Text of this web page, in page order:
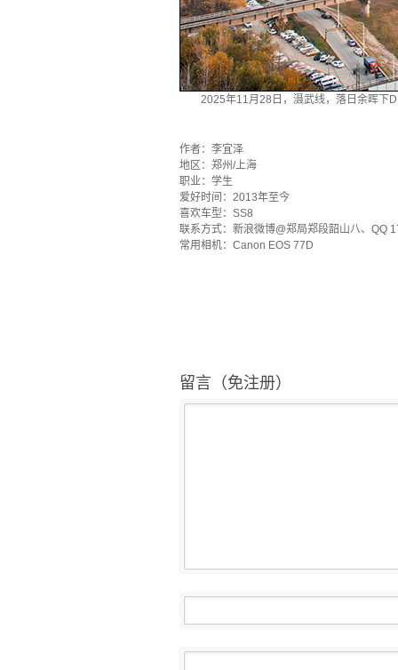
2025年11月28日，滠武线，落日余晖下
作者：李宜泽
地区：郑州/上海
职业：学生
爱好时间：2013年至今
喜欢车型：SS8
联系方式：新浪微博@郑局郑段韶山八、QQ
常用相机：Canon EOS 77D
留言（免注册）